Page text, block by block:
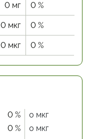
0 мг 0 %
0 мкг 0 %
0 мкг 0 %
0 %
0 мкг
0 %
0 мкг